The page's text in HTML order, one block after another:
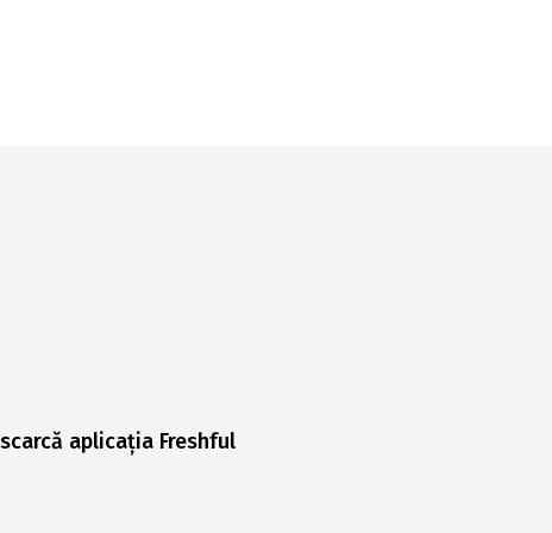
aplicația Freshful